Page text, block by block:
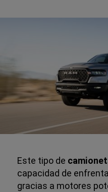
Este tipo de
capacidad de
gracias a motores